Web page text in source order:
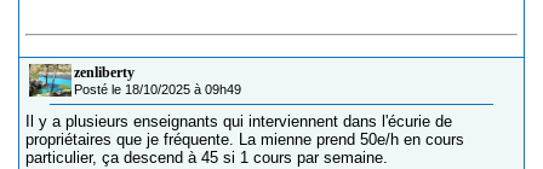
zenliberty
Posté le 18/10/2025 à 09h49
Il y a plusieurs enseignants qui interviennent dans l'écurie de
propriétaires que je fréquente. La mienne prend 50e/h en cours
particulier, ça descend à 45 si 1 cours par semaine.